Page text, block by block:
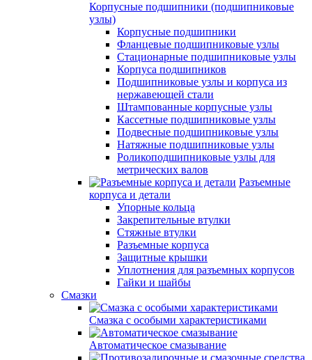
Корпусные подшипники (подшипниковые
узлы)
Корпусные подшипники
Фланцевые подшипниковые узлы
Стационарные подшипниковые узлы
Корпуса подшипников
Подшипниковые узлы и корпуса из
нержавеющей стали
Штампованные корпусные узлы
Кассетные подшипниковые узлы
Подвесные подшипниковые узлы
Натяжные подшипниковые узлы
Роликоподшипниковые узлы для
метрических валов
Разъемные
корпуса и детали
Упорные кольца
Закрепительные втулки
Стяжные втулки
Разъемные корпуса
Защитные крышки
Уплотнения для разъемных корпусов
Гайки и шайбы
Смазки
Смазка с особыми характеристиками
Автоматическое смазывание